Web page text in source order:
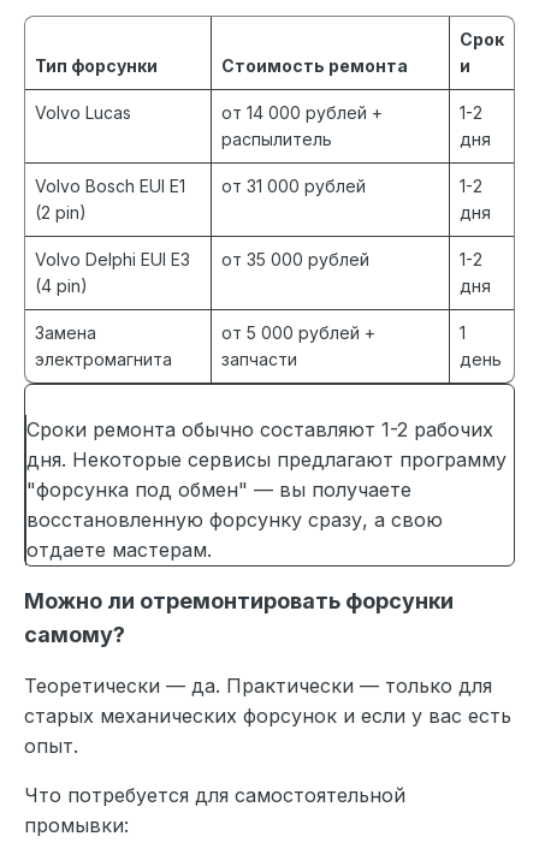
Тип форсунки Стоимость ремонта
Срок
и
Volvo Lucas
от 14 000 рублей +
распылитель
1-2
дня
Volvo Bosch EUI E1
(2 pin)
от 31 000 рублей
1-2
дня
Volvo Delphi EUI E3
(4 pin)
от 35 000 рублей
1-2
дня
Замена
электромагнита
от 5 000 рублей +
запчасти
1
день
Сроки ремонта обычно составляют 1-2 рабочих
дня. Некоторые сервисы предлагают программу
"форсунка под обмен" — вы получаете
восстановленную форсунку сразу, а свою
отдаете мастерам.
Можно ли отремонтировать форсунки
самому?
Теоретически — да. Практически — только для
старых механических форсунок и если у вас есть
опыт.
Что потребуется для самостоятельной
промывки: